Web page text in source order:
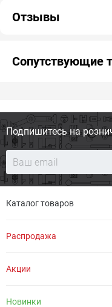
Отзывы
Сопутствующие
Подпишитесь на
Каталог товаров
Распродажа
Акции
Новинки